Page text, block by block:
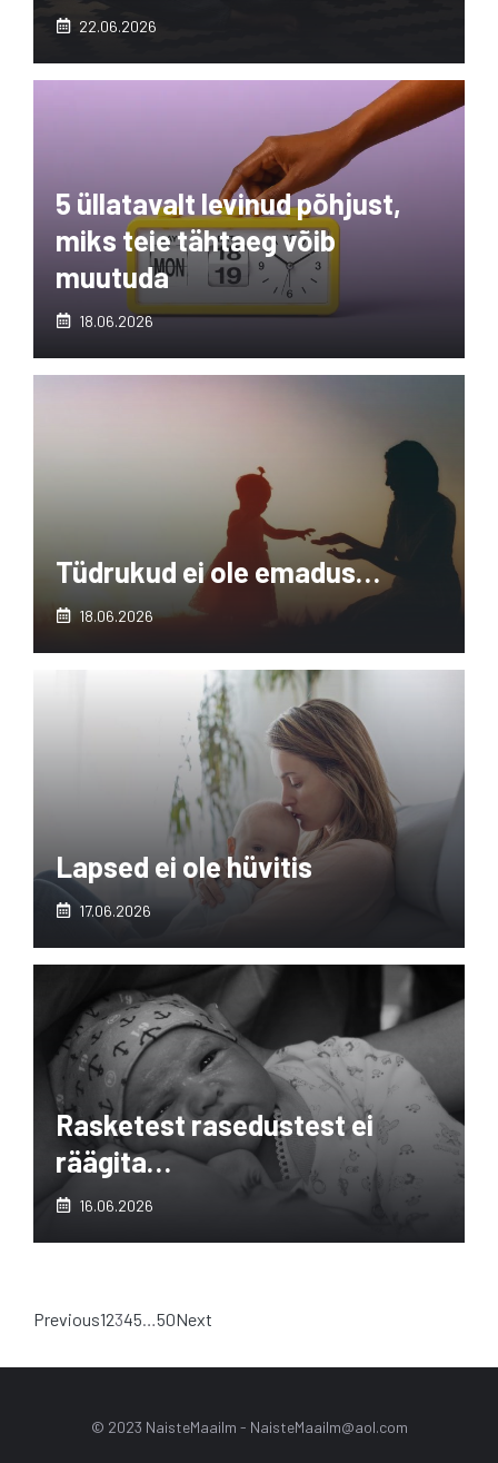
22.06.2026
5 üllatavalt levinud põhjust,
miks teie tähtaeg võib
muutuda
18.06.2026
Tüdrukud ei ole emadus…
18.06.2026
Lapsed ei ole hüvitis
17.06.2026
Rasketest rasedustest ei
räägita…
16.06.2026
Previous12345 50Next
© 2023 NaisteMaailm - NaisteMaailm@aol.com